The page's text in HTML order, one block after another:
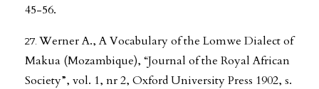
45-56.
Werner A., A Vocabulary of the Lomwe Dialect of
Makua (Mozambique), “Journal of the Royal African
Society”, vol. 1, nr 2, Oxford University Press 1902, s.